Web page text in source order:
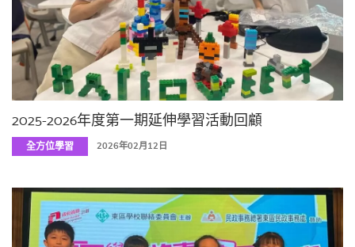
2025-2026年度第一期延伸學習活動回顧
全方位學習 2026年02月12日